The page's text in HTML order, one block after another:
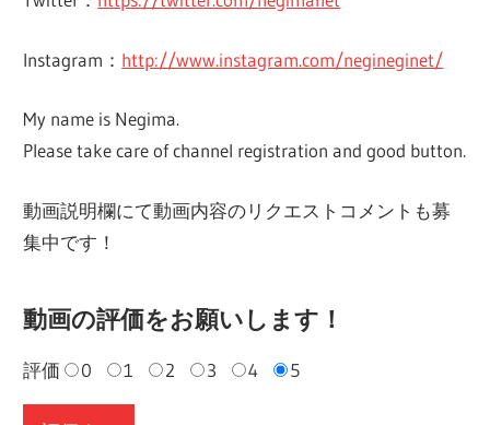
Instagram： http://www.instagram.com/negineginet/
My name is Negima.
Please take care of channel registration and good button.
動画説明欄にて動画内容のリクエストコメントも募
集中です！
動画の評価をお願いします！
評価 0 1 2 3 4 5